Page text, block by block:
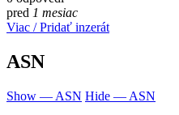
pred 1 mesiac
Viac / Pridať inzerát
ASN
Show — ASN Hide — ASN